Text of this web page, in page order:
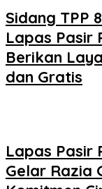
Sidang TPP
Lapas Pasir
Berikan
dan Gratis
Lapas Pasir
Gelar Razia